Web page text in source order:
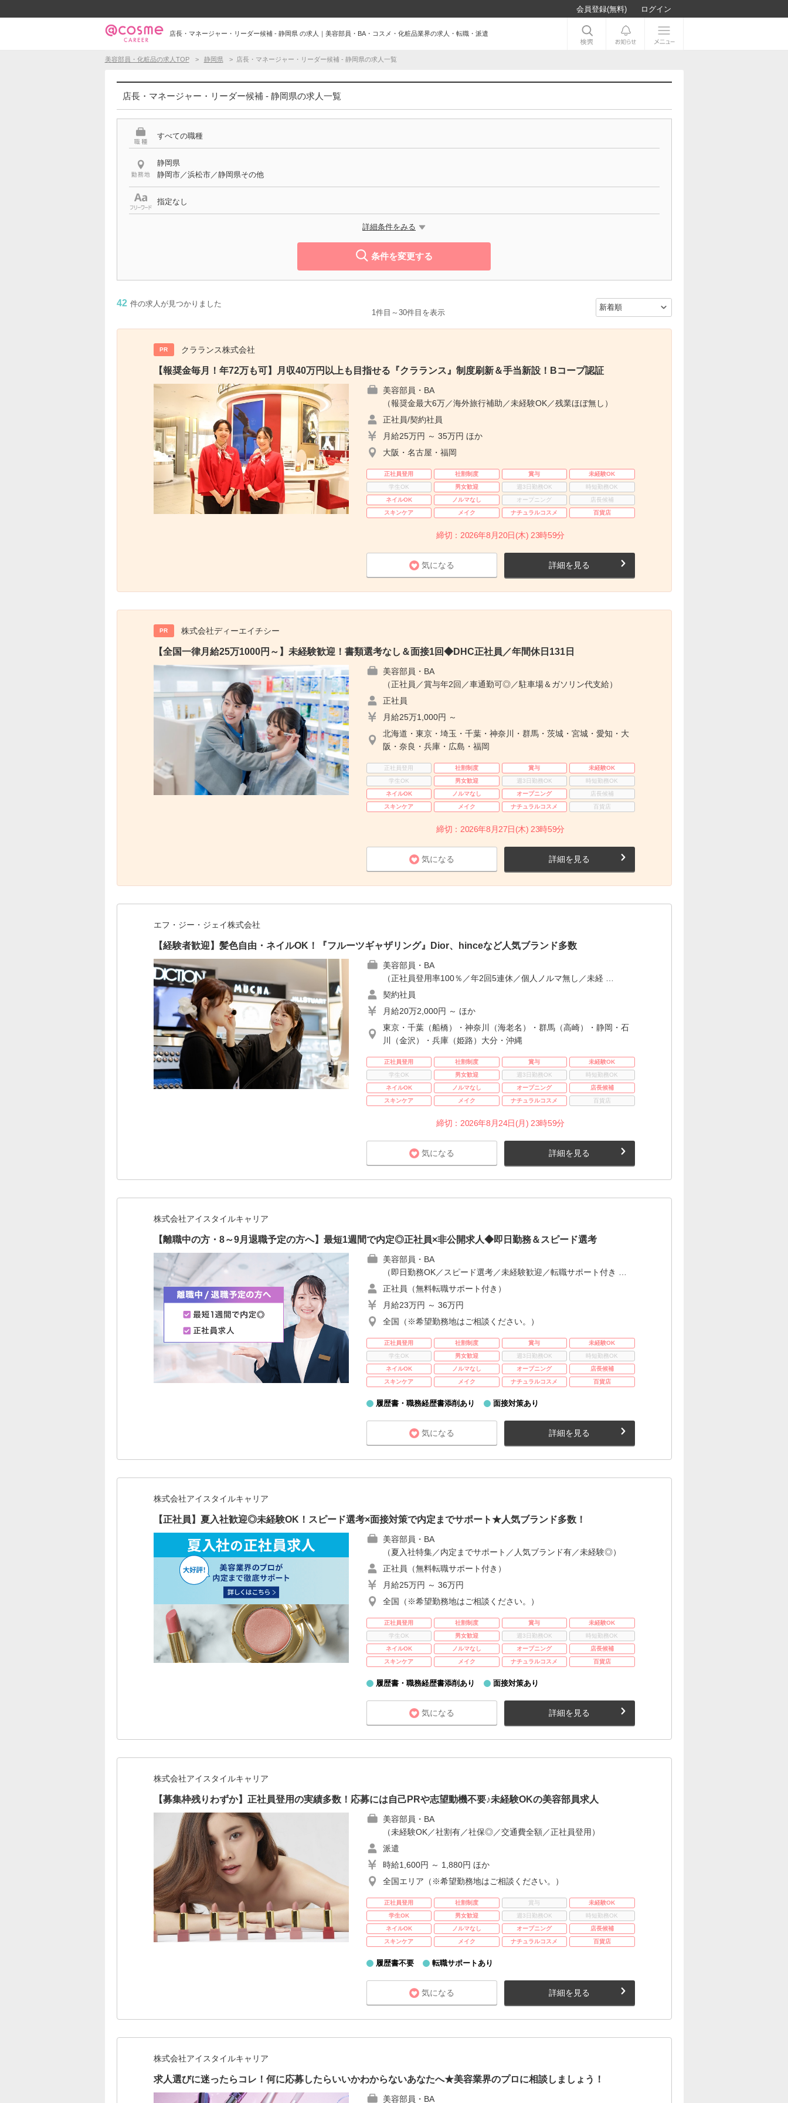
会員登録(無料) ログイン
店長・マネージャー・リーダー候補 - 静岡県 の求人｜美容部員・BA・コスメ・化粧品業界の求人・転職・派遣
美容部員・化粧品の求人TOP 静岡県 店長・マネージャー・リーダー候補 - 静岡県の求人一覧
店長・マネージャー・リーダー候補 - 静岡県の求人一覧
すべての職種
静岡県
静岡市／浜松市／静岡県その他
指定なし
詳細条件をみる
条件を変更する
42 件の求人が見つかりました
1件目～30件目を表示
PR クラランス株式会社
【報奨金毎月！年72万も可】月収40万円以上も目指せる『クラランス』制度刷新＆手当新設！Bコープ認証
美容部員・BA
（報奨金最大6万／海外旅行補助／未経験OK／残業ほぼ無し）
正社員/契約社員
月給25万円 ～ 35万円 ほか
大阪・名古屋・福岡
正社員登用 社割制度 賞与
未経験OK
学生OK
男女歓迎 週3日勤務OK
時短勤務OK
ネイルOK
ノルマなし オープニング
店長候補
スキンケア
メイク ナチュラルコスメ 百貨店
締切：2026年8月20日(木) 23時59分
気になる 詳細を見る
PR 株式会社ディーエイチシー
【全国一律月給25万1000円～】未経験歓迎！書類選考なし＆面接1回◆DHC正社員／年間休日131日
美容部員・BA
（正社員／賞与年2回／車通勤可◎／駐車場＆ガソリン代支給）
正社員
月給25万1,000円 ～
北海道・東京・埼玉・千葉・神奈川・群馬・茨城・宮城・愛知・大
阪・奈良・兵庫・広島・福岡
正社員登用 社割制度 賞与
未経験OK
学生OK
男女歓迎 週3日勤務OK
時短勤務OK
ネイルOK
ノルマなし オープニング
店長候補
スキンケア
メイク ナチュラルコスメ 百貨店
締切：2026年8月27日(木) 23時59分
気になる 詳細を見る
エフ・ジー・ジェイ株式会社
【経験者歓迎】髪色自由・ネイルOK！『フルーツギャザリング』Dior、hinceなど人気ブランド多数
美容部員・BA
（正社員登用率100％／年2回5連休／個人ノルマ無し／未経 …
契約社員
月給20万2,000円 ～ ほか
東京・千葉（船橋）・神奈川（海老名）・群馬（高崎）・静岡・石
川（金沢）・兵庫（姫路）大分・沖縄
正社員登用 社割制度 賞与
未経験OK
学生OK
男女歓迎 週3日勤務OK
時短勤務OK
ネイルOK
ノルマなし オープニング
店長候補
スキンケア
メイク ナチュラルコスメ 百貨店
締切：2026年8月24日(月) 23時59分
気になる 詳細を見る
株式会社アイスタイルキャリア
【離職中の方・8～9月退職予定の方へ】最短1週間で内定◎正社員×非公開求人◆即日勤務＆スピード選考
美容部員・BA
（即日勤務OK／スピード選考／未経験歓迎／転職サポート付き …
正社員（無料転職サポート付き）
月給23万円 ～ 36万円
全国（※希望勤務地はご相談ください。）
正社員登用 社割制度 賞与
未経験OK
学生OK
男女歓迎 週3日勤務OK
時短勤務OK
ネイルOK
ノルマなし オープニング
店長候補
スキンケア
メイク ナチュラルコスメ 百貨店
履歴書・職務経歴書添削あり 面接対策あり
気になる 詳細を見る
株式会社アイスタイルキャリア
【正社員】夏入社歓迎◎未経験OK！スピード選考×面接対策で内定までサポート★人気ブランド多数！
美容部員・BA
（夏入社特集／内定までサポート／人気ブランド有／未経験◎）
正社員（無料転職サポート付き）
月給25万円 ～ 36万円
全国（※希望勤務地はご相談ください。）
正社員登用 社割制度 賞与
未経験OK
学生OK
男女歓迎 週3日勤務OK
時短勤務OK
ネイルOK
ノルマなし オープニング
店長候補
スキンケア
メイク ナチュラルコスメ 百貨店
履歴書・職務経歴書添削あり 面接対策あり
気になる 詳細を見る
株式会社アイスタイルキャリア
【募集枠残りわずか】正社員登用の実績多数！応募には自己PRや志望動機不要♪未経験OKの美容部員求人
美容部員・BA
（未経験OK／社割有／社保◎／交通費全額／正社員登用）
派遣
時給1,600円 ～ 1,880円 ほか
全国エリア（※希望勤務地はご相談ください。）
正社員登用 社割制度 賞与
未経験OK
学生OK
男女歓迎 週3日勤務OK
時短勤務OK
ネイルOK
ノルマなし オープニング
店長候補
スキンケア
メイク ナチュラルコスメ 百貨店
履歴書不要 転職サポートあり
気になる 詳細を見る
株式会社アイスタイルキャリア
求人選びに迷ったらコレ！何に応募したらいいかわからないあなたへ★美容業界のプロに相談しましょう！
美容部員・BA